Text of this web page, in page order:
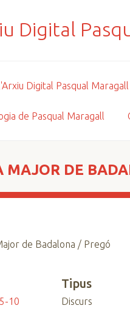
Digital Pasqual Maragall
de Pasqual Maragall
MAJOR DE
de Badalona / Pregó
10
Tipus
Discurs